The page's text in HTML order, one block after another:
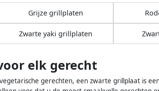
Grijze grillplaten
Zwarte yaki grillplaten
elk gerecht
gerechten, een zwarte grillplaat is